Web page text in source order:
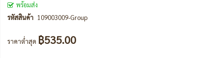
พร้อมส่ง
รหัสสินค้า 109003009-Group
ราคาต่ำสุด ฿535.00